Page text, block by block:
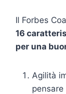
Il Forbes
16
per una
Agilità
pensare